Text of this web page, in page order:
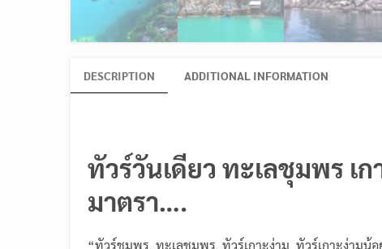
DESCRIPTION ADDITIONAL INFORMATION
ทัวร์วันเดียว ทะเลชุมพร เก
มาตรา….
“ทัวร์ชุมพร, ทะเลชุมพร, ทัวร์เกาะง่าม, ทัวร์เกาะง่ามน้